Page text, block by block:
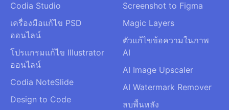
Codia Studio
เครื่องมือแก้ไข PSD
ออนไลน์
โปรแกรมแก้ไข Illustrator
ออนไลน์
Codia NoteSlide
Design to Code
Screenshot to Figma
Magic Layers
ตัวแก้ไขข้อความในภาพ
AI
AI Image Upscaler
AI Watermark Remover
ลบพื้นหลัง